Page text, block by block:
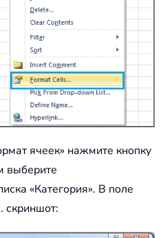
ячеек» нажмите кнопку
выберите
«Категория». В поле
скриншот: